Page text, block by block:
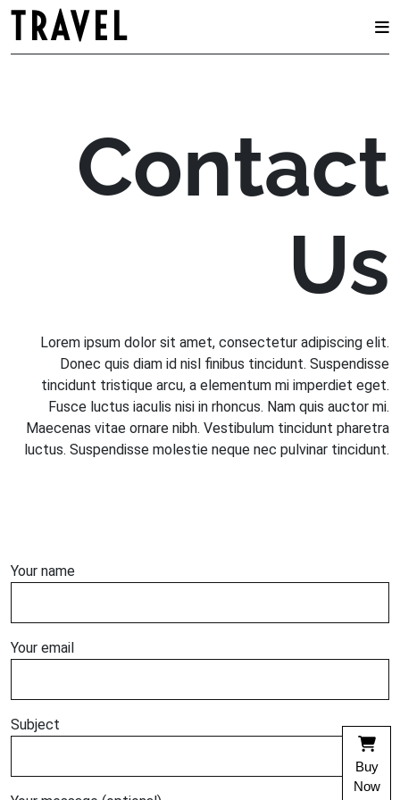
TRAVEL
Contact
Us
Lorem ipsum dolor sit amet, consectetur adipiscing elit.
Donec quis diam id nisl finibus tincidunt. Suspendisse
tincidunt tristique arcu, a elementum mi imperdiet eget.
Fusce luctus iaculis nisi in rhoncus. Nam quis auctor mi.
Maecenas vitae ornare nibh. Vestibulum tincidunt pharetra
luctus. Suspendisse molestie neque nec pulvinar tincidunt.
Your name
Your email
Subject
Buy
Now